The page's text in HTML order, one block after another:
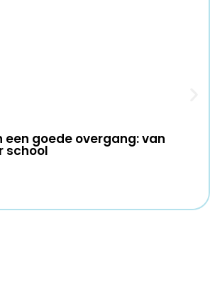
een goede overgang: van
school